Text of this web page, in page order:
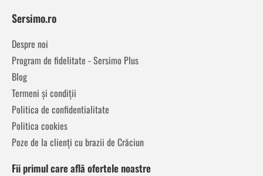
Sersimo.ro
Despre noi
Program de fidelitate - Sersimo Plus
Blog
Termeni și condiții
Politica de confidentialitate
Politica cookies
Poze de la clienți cu brazii de Crăciun
Fii primul care află ofertele noastre